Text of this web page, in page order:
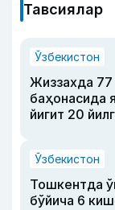
Тавсиялар
Ўзбекистон
Жиззахда 77
баҳонасида
йигит 20
Ўзбекистон
Тошкентда
бўйича 6